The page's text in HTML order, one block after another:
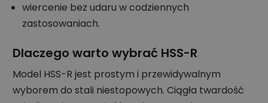
wiercenie bez udaru w codziennych
zastosowaniach.
Dlaczego warto wybrać HSS-R
Model HSS-R jest prostym i przewidywalnym
wyborem do stali niestopowych. Ciągła twardość